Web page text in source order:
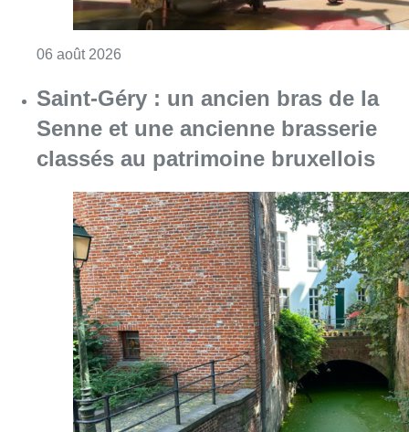
06 août 2026
Saint-Géry : un ancien bras de la
Senne et une ancienne brasserie
classés au patrimoine bruxellois